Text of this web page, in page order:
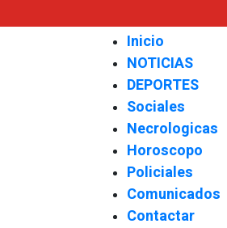
Inicio
NOTICIAS
DEPORTES
Sociales
Necrologicas
Horoscopo
Policiales
Comunicados
Contactar